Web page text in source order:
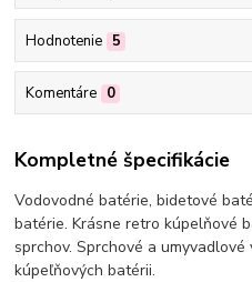
Hodnotenie 5
Komentáre 0
Kompletné špecifikácie
Vodovodné batérie, bidetové
batérie. Krásne retro kúpelňové
sprchov. Sprchové a
kúpeľňových batérii.